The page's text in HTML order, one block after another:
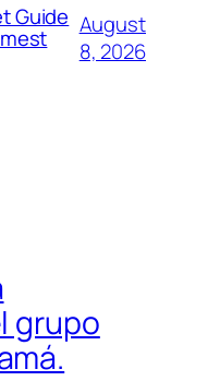
Guide August
8, 2026
grupo